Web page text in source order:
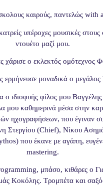
καιρούς, παντελώς
υπέροχες μουσικές στους
ντουέτο μαζί μου.
χάρισε ο εκλεκτός ομότεχνος
ερμήνευσε μοναδικά ο
ο ιδιοφυής φίλος μου
μου καθημερινά μέσα στην
ηχογραφήσεων, που έγιναν
Στεργίου (Chief), Νίκου
που έκανε με αγάπη,
mastering.
μπάσο, κιθάρες ο
Κοκόλης. Τρομπέτα και